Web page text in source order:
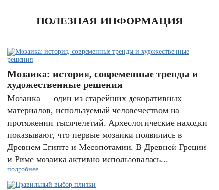
ПОЛЕЗНАЯ ИНФОРМАЦИЯ
Мозаика: история, современные тренды и
художественные решения
Мозаика — один из старейших декоративных
материалов, используемый человечеством на
протяжении тысячелетий. Археологические находки
показывают, что первые мозаики появились в
Древнем Египте и Месопотамии. В Древней Греции
и Риме мозаика активно использовалась...
подробнее...